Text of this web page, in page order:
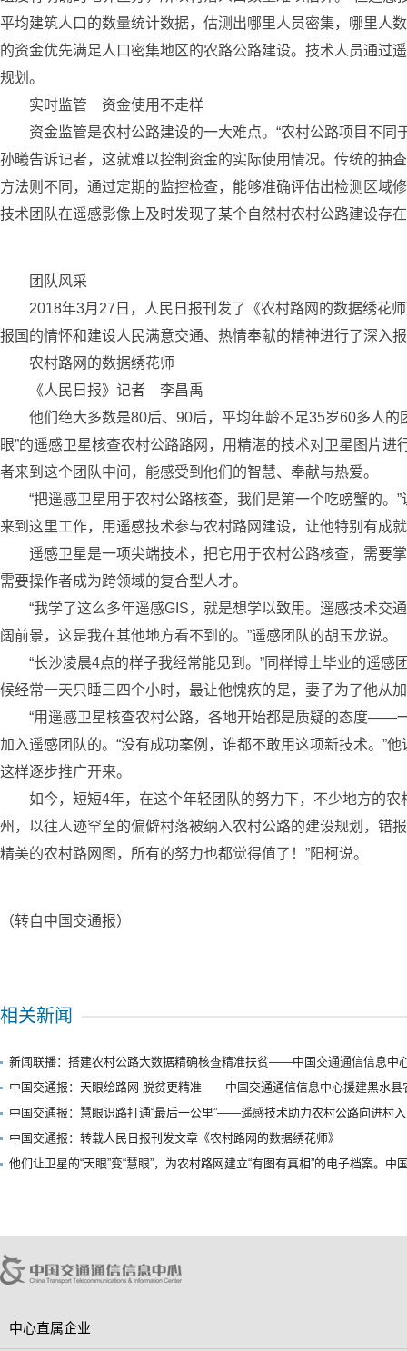
平均建筑人口的数量统计数据，估测出哪里人员密集，哪里人
的资金优先满足人口密集地区的农路公路建设。技术人员通过
规划。
实时监管 资金使用不走样
资金监管是农村公路建设的一大难点。“农村公路项目不同
孙曦告诉记者，这就难以控制资金的实际使用情况。传统的抽
方法则不同，通过定期的监控检查，能够准确评估出检测区域
技术团队在遥感影像上及时发现了某个自然村农村公路建设存
团队风采
2018年3月27日，人民日报刊发了《农村路网的数据绣花师
报国的情怀和建设人民满意交通、热情奉献的精神进行了深入
农村路网的数据绣花师
《人民日报》记者 李昌禹
他们绝大多数是80后、90后，平均年龄不足35岁60多人的
眼”的遥感卫星核查农村公路路网，用精湛的技术对卫星图片
者来到这个团队中间，能感受到他们的智慧、奉献与热爱。
“把遥感卫星用于农村公路核查，我们是第一个吃螃蟹的。”
来到这里工作，用遥感技术参与农村路网建设，让他特别有成
遥感卫星是一项尖端技术，把它用于农村公路核查，需要掌
需要操作者成为跨领域的复合型人才。
“我学了这么多年遥感GIS，就是想学以致用。遥感技术交
阔前景，这是我在其他地方看不到的。”遥感团队的胡玉龙说。
“长沙凌晨4点的样子我经常能见到。”同样博士毕业的遥感
候经常一天只睡三四个小时，最让他愧疚的是，妻子为了他从
“用遥感卫星核查农村公路，各地开始都是质疑的态度——一
加入遥感团队的。“没有成功案例，谁都不敢用这项新技术。”
这样逐步推广开来。
如今，短短4年，在这个年轻团队的努力下，不少地方的农
州，以往人迹罕至的偏僻村落被纳入农村公路的建设规划，错
精美的农村路网图，所有的努力也都觉得值了！”阳柯说。
（转自中国交通报）
相关新闻
新闻联播：搭建农村公路大数据精确核查精准扶贫——中国交通通信信息中
中国交通报：天眼绘路网 脱贫更精准——中国交通通信信息中心援建黑水县
中国交通报：慧眼识路打通“最后一公里”——遥感技术助力农村公路向进村
中国交通报：转载人民日报刊发文章《农村路网的数据绣花师》
他们让卫星的“天眼”变“慧眼”，为农村路网建立“有图有真相”的电子档案
中心直属企业